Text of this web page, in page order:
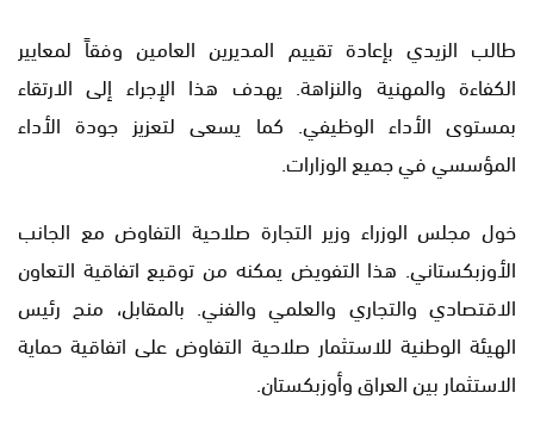
طالب الزيدي بإعادة تقييم المديرين العامين وفقاً لمعايير
الكفاءة والمهنية والنزاهة. يهدف هذا الإجراء إلى الارتقاء
بمستوى الأداء الوظيفي. كما يسعى لتعزيز جودة الأداء
المؤسسي في جميع الوزارات.
خول مجلس الوزراء وزير التجارة صلاحية التفاوض مع الجانب
الأوزبكستاني. هذا التفويض يمكنه من توقيع اتفاقية التعاون
الاقتصادي والتجاري والعلمي والفني. بالمقابل، منح رئيس
الهيئة الوطنية للاستثمار صلاحية التفاوض على اتفاقية حماية
الاستثمار بين العراق وأوزبكستان.